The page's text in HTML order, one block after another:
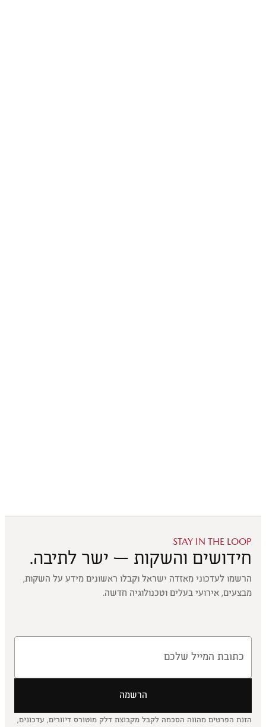
STAY IN THE LOOP
חידושים והשקות — ישר לתיבה.
הרשמו לעדכוני מאזדה ישראל וקבלו ראשונים מידע על השקות,
מבצעים, אירועי בעלים וטכנולוגיה חדשה.
הרשמה
הזנת הפרטים מהווה הסכמה לקבל מקבוצת דלק מוטורס דיוורים, עדכונים,